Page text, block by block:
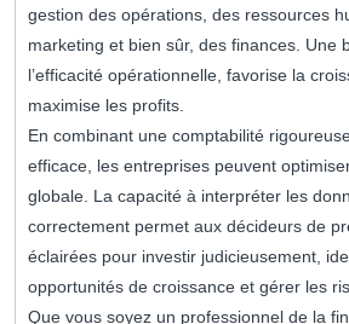
gestion des opérations, des ressources
marketing et bien sûr, des finances. Une
l’efficacité opérationnelle, favorise la
maximise les profits.
En combinant une comptabilité
efficace, les entreprises peuvent
globale. La capacité à interpréter les
correctement permet aux décideurs de
éclairées pour investir judicieusement,
opportunités de croissance et gérer les
Que vous soyez un professionnel de la